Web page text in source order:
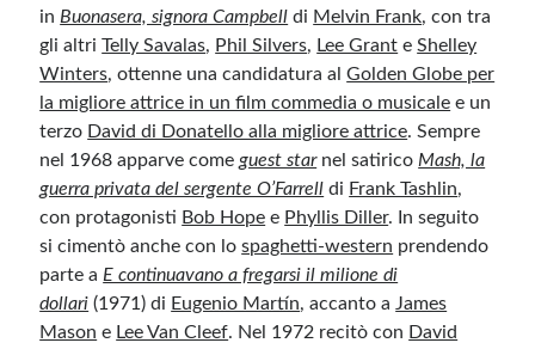
in Buonasera, signora Campbell di Melvin Frank, con tra
gli altri Telly Savalas, Phil Silvers, Lee Grant e Shelley
Winters, ottenne una candidatura al Golden Globe per
la migliore attrice in un film commedia o musicale e un
terzo David di Donatello alla migliore attrice. Sempre
nel 1968 apparve come guest star nel satirico Mash, la
guerra privata del sergente O’Farrell di Frank Tashlin,
con protagonisti Bob Hope e Phyllis Diller. In seguito
si cimentò anche con lo spaghetti-western prendendo
parte a E continuavano a fregarsi il milione di
dollari (1971) di Eugenio Martín, accanto a James
Mason e Lee Van Cleef. Nel 1972 recitò con David